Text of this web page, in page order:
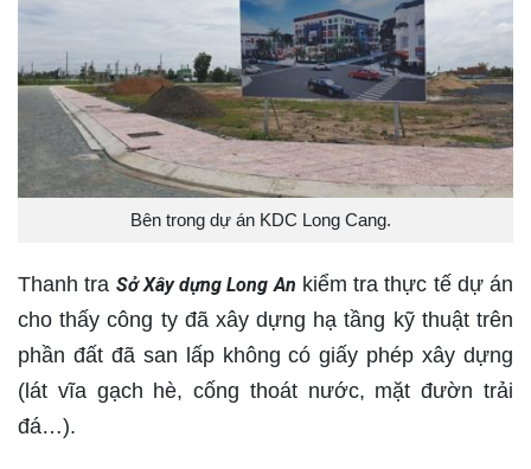
Bên trong dự án KDC Long Cang.
Thanh tra Sở Xây dựng Long An kiểm tra thực tế dự án
cho thấy công ty đã xây dựng hạ tầng kỹ thuật trên
phần đất đã san lấp không có giấy phép xây dựng
(lát vĩa gạch hè, cống thoát nước, mặt đườn trải
đá…).